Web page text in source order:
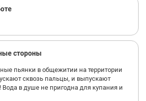
стороны
пьянки в общежитии на территории
сквозь пальцы, и выпускают
в душе не пригодна для купания и